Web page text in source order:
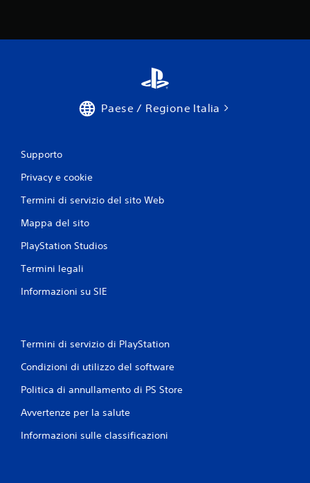
Paese / Regione Italia
Supporto
Privacy e cookie
Termini di servizio del sito Web
Mappa del sito
PlayStation Studios
Termini legali
Informazioni su SIE
Termini di servizio di PlayStation
Condizioni di utilizzo del software
Politica di annullamento di PS Store
Avvertenze per la salute
Informazioni sulle classificazioni